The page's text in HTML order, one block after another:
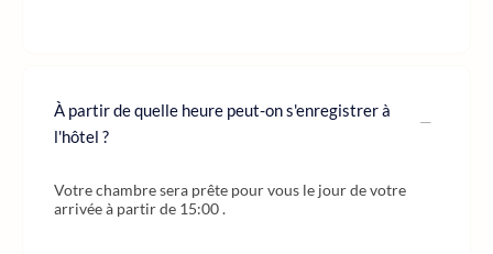
À partir de quelle heure peut-on s'enregistrer à
l'hôtel ?
Votre chambre sera prête pour vous le jour de votre
arrivée à partir de 15:00 .